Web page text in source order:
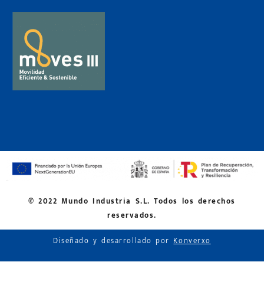
© 2022 Mundo Industria S.L. Todos los derechos
reservados.
Diseñado y desarrollado porKonverxo